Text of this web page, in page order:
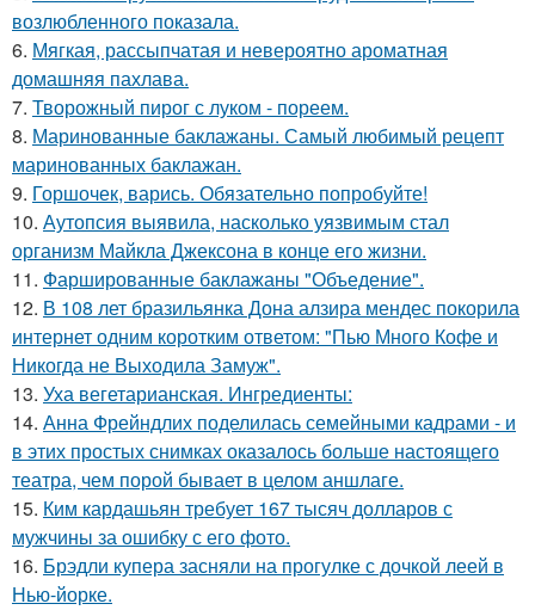
возлюбленного показала.
6. Мягкая, рассыпчатая и невероятно ароматная
домашняя пахлава.
7. Творожный пирог с луком - пореем.
8. Маринованные баклажаны. Самый любимый рецепт
маринованных баклажан.
9. Горшочек, варись. Обязательно попробуйте!
10. Аутопсия выявила, насколько уязвимым стал
организм Майкла Джексона в конце его жизни.
11. Фаршированные баклажаны "Объедение".
12. В 108 лет бразильянка Дона алзира мендес покорила
интернет одним коротким ответом: "Пью Много Кофе и
Никогда не Выходила Замуж".
13. Уха вегетарианская. Ингредиенты:
14. Анна Фрейндлих поделилась семейными кадрами - и
в этих простых снимках оказалось больше настоящего
театра, чем порой бывает в целом аншлаге.
15. Ким кардашьян требует 167 тысяч долларов с
мужчины за ошибку с его фото.
16. Брэдли купера засняли на прогулке с дочкой леей в
Нью-йорке.